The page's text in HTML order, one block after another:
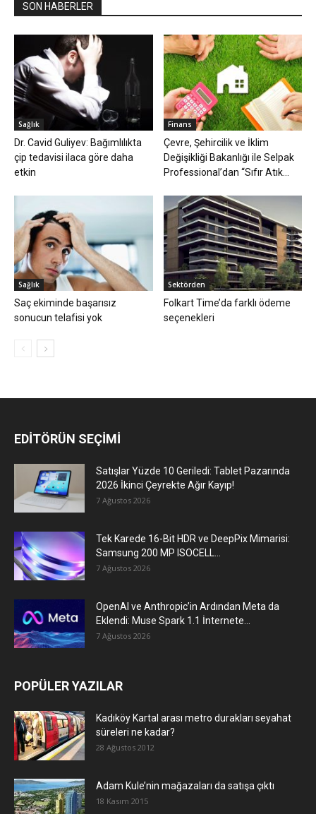
SON HABERLER
Sağlık
Dr. Cavid Guliyev: Bağımlılıkta
çip tedavisi ilaca göre daha
etkin
Finans
Çevre, Şehircilik ve İklim
Değişikliği Bakanlığı ile Selpak
Professional’dan “Sıfır Atık...
Sağlık
Saç ekiminde başarısız
sonucun telafisi yok
Sektörden
Folkart Time’da farklı ödeme
seçenekleri
EDİTÖRÜN SEÇİMİ
Satışlar Yüzde 10 Geriledi: Tablet Pazarında
2026 İkinci Çeyrekte Ağır Kayıp!
7 Ağustos 2026
Tek Karede 16-Bit HDR ve DeepPix Mimarisi:
Samsung 200 MP ISOCELL...
7 Ağustos 2026
OpenAI ve Anthropic’in Ardından Meta da
Eklendi: Muse Spark 1.1 İnternete...
7 Ağustos 2026
POPÜLER YAZILAR
Kadıköy Kartal arası metro durakları seyahat
süreleri ne kadar?
28 Ağustos 2012
Adam Kule’nin mağazaları da satışa çıktı
18 Kasım 2015